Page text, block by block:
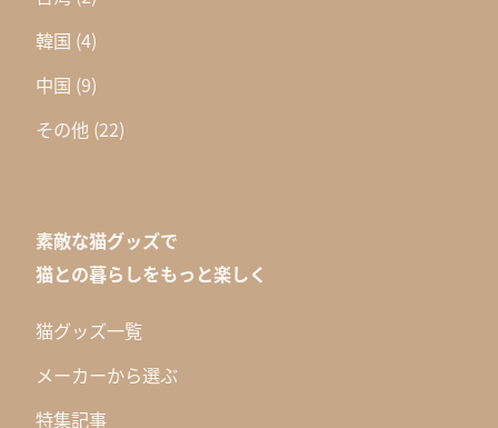
韓国 (4)
中国 (9)
その他 (22)
素敵な猫グッズで
猫との暮らしをもっと楽しく
猫グッズ一覧
メーカーから選ぶ
特集記事